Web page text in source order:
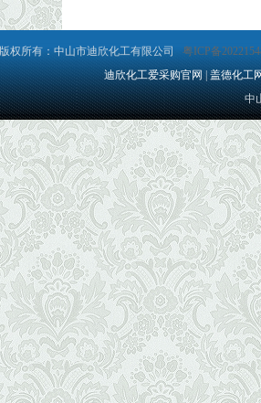
版权所有：中山市迪欣化工有限公司 粤ICP备
迪欣化工爱采购官网
盖德化工
中